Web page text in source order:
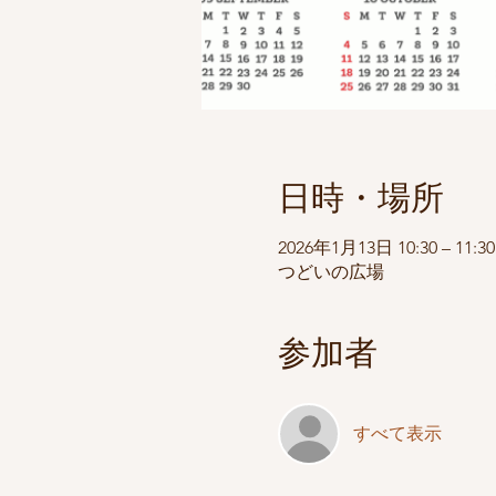
日時・場所
2026年1月13日 10:30 – 11:30
つどいの広場
参加者
すべて表示